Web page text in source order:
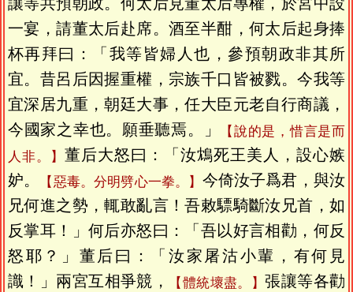
一宴，請董太后赴席。酒至半酣，何太后起身捧
杯再拜曰：「我等皆婦人也，參預朝政非其所
宜。昔呂后因握重權，宗族千口皆被戮。今我等
宜深居九重，朝廷大事，任大臣元老自行商議，
今國家之幸也。願垂聽焉。」
【說的是，惜言是而
人非。】 董后大怒曰：「汝鴆死王美人，設心嫉
妒。
【惡毒。分明劈心一拳。】 今倚汝子爲君，與汝
兄何進之勢，輒敢亂言！吾敕驃騎斷汝兄首，如
反掌耳！」何后亦怒曰：「吾以好言相勸，何反
怒耶？」董后曰：「汝家屠沽小輩，有何見
識！」兩宮互相爭競，
【體統壞盡。】 張讓等各勸